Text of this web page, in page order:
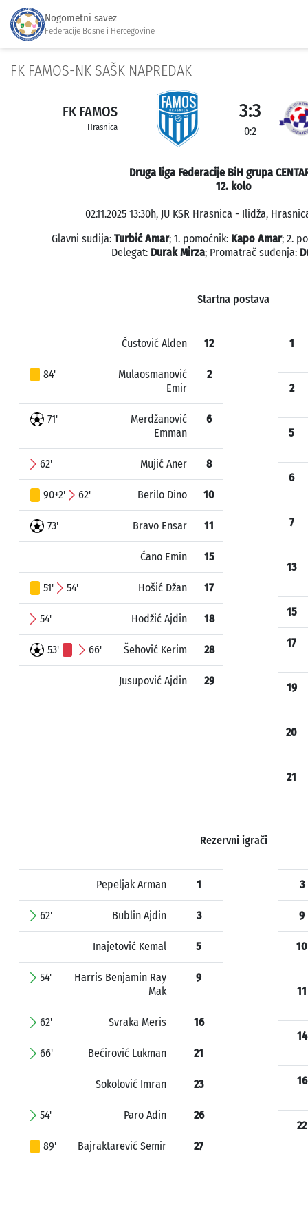
Nogometni savez
Federacije Bosne i Hercegovine
FK FAMOS-NK SAŠK NAPREDAK
FK FAMOS
Hrasnica
3:3
0:2
Druga liga Federacije BiH grupa
12. kolo
02.11.2025 13:30h, JU KSR Hrasnica - Ilidža,
Glavni sudija: Turbić Amar; 1. pomoćnik: Kapo Amar; 2.
Delegat: Durak Mirza; Promatrač suđenja:
Startna postava
Čustović Alden 12
84'
Mulaosmanović
Emir
2
71'
Merdžanović
Emman
6
62' Mujić Aner 8
90+2' 62' Berilo Dino 10
73' Bravo Ensar 11
Ćano Emin 15
51' 54' Hošić Džan 17
54' Hodžić Ajdin 18
53' 66' Šehović Kerim 28
Jusupović Ajdin 29
1
2
5
6
7
13
15
17
19
20
21
Rezervni igrači
Pepeljak Arman 1
62' Bublin Ajdin 3
Inajetović Kemal 5
54'
Harris Benjamin Ray
Mak
9
62' Svraka Meris 16
66' Bećirović Lukman 21
Sokolović Imran 23
54' Paro Adin 26
89' Bajraktarević Semir 27
3
9
10
11
14
16
22